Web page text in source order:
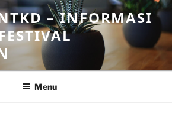
– INFORMASI
Menu